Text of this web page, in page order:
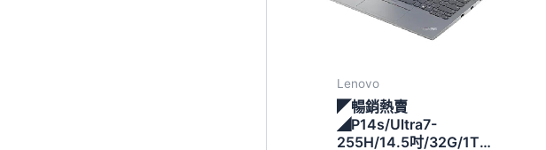
Lenovo
◤暢銷熱賣
◢P14s/Ultra7-
255H/14.5吋/32G/1T